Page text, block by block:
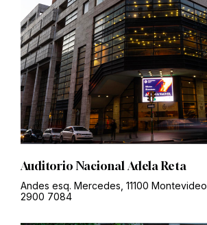
Auditorio Nacional Adela Reta
Andes esq. Mercedes, 11100 Montevideo
2900 7084